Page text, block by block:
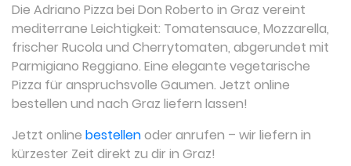
Die Adriano Pizza bei Don Roberto in Graz vereint
mediterrane Leichtigkeit: Tomatensauce, Mozzarella,
frischer Rucola und Cherrytomaten, abgerundet mit
Parmigiano Reggiano. Eine elegante vegetarische
Pizza für anspruchsvolle Gaumen. Jetzt online
bestellen und nach Graz liefern lassen!
Jetzt online bestellenoder anrufen – wir liefern in
kürzester Zeit direkt zu dir in Graz!